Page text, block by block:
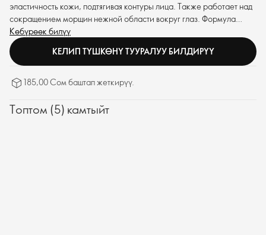
эластичность кожи, подтягивая контуры лица. Также работает над
сокращением морщин нежной области вокруг глаз. Формула
обеспечивает превосходную эффективность, делая кожу более
упругой.
Көбүрөөк билүү
КЕЛИП ТҮШКӨНҮ ТУУРАЛУУ БИЛДИРҮҮ
185,00 Сом баштап жеткирүү.
Топтом (5) камтыйт